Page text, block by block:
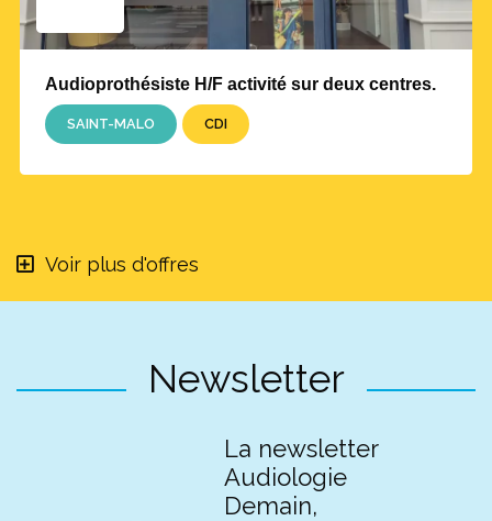
Audioprothésiste H/F activité sur deux centres.
SAINT-MALO CDI
Voir plus d'offres
Newsletter
La newsletter
Audiologie
Demain,